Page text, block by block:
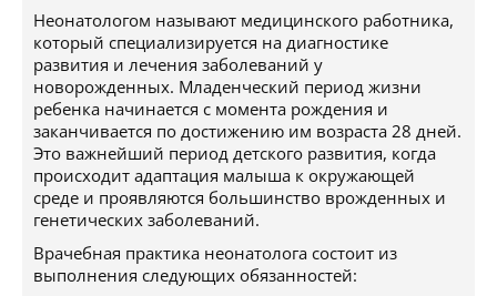
Неонатологом называют медицинского работника,
который специализируется на диагностике
развития и лечения заболеваний у
новорожденных. Младенческий период жизни
ребенка начинается с момента рождения и
заканчивается по достижению им возраста 28 дней.
Это важнейший период детского развития, когда
происходит адаптация малыша к окружающей
среде и проявляются большинство врожденных и
генетических заболеваний.
Врачебная практика неонатолога состоит из
выполнения следующих обязанностей: